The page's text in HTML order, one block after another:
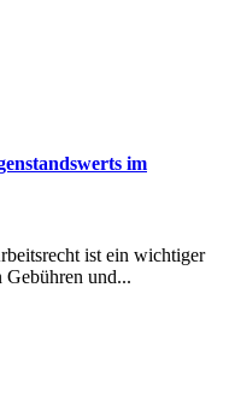
im
ist ein wichtiger
Gebühren und...